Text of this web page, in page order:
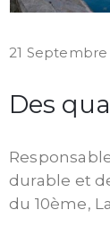
21 Septembre
Des
durable et
du 10ème,